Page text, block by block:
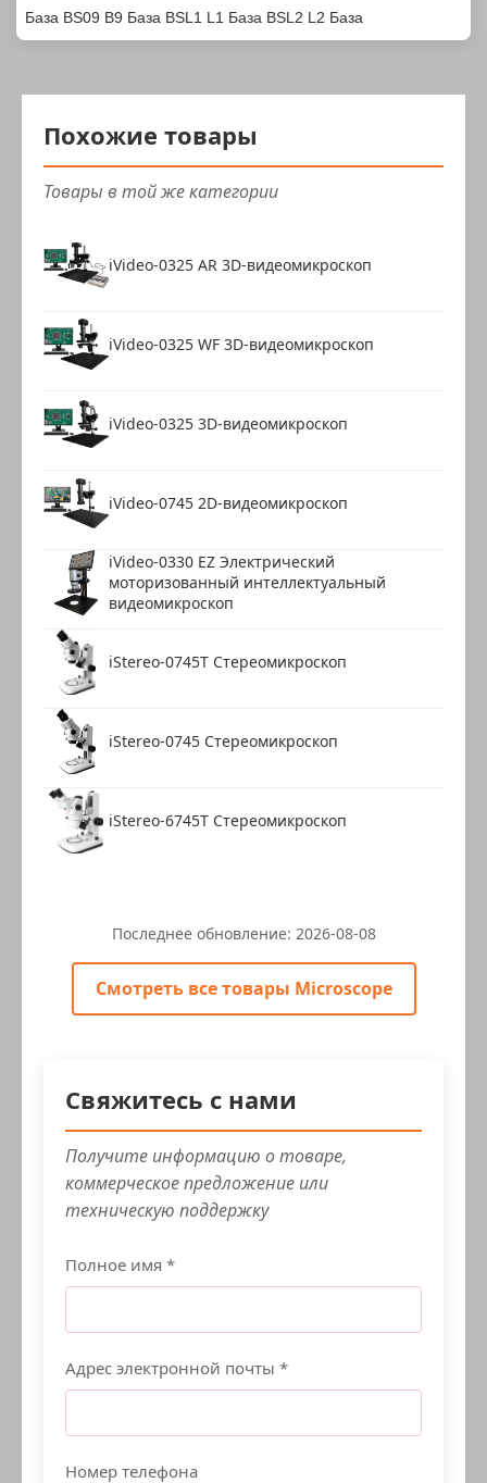
База BS09 B9 База BSL1 L1 База BSL2 L2 База
Похожие товары
Товары в той же категории
iVideo-0325 AR 3D-видеомикроскоп
iVideo-0325 WF 3D-видеомикроскоп
iVideo-0325 3D-видеомикроскоп
iVideo-0745 2D-видеомикроскоп
iVideo-0330 EZ Электрический
моторизованный интеллектуальный
видеомикроскоп
iStereo-0745T Стереомикроскоп
iStereo-0745 Стереомикроскоп
iStereo-6745T Стереомикроскоп
Последнее обновление: 2026-08-08
Смотреть все товары Microscope
Свяжитесь с нами
Получите информацию о товаре,
коммерческое предложение или
техническую поддержку
Полное имя *
Адрес электронной почты *
Номер телефона